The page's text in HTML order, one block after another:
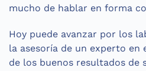
mucho de hablar en forma
Hoy puede avanzar por los
la asesoría de un experto en
de los buenos resultados de